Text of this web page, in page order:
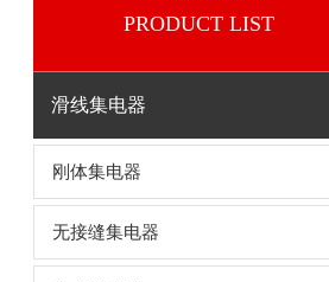
PRODUCT LIST
滑线集电器
刚体集电器
无接缝集电器